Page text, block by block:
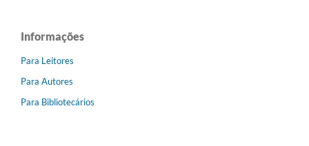
Informações
Para Leitores
Para Autores
Para Bibliotecários